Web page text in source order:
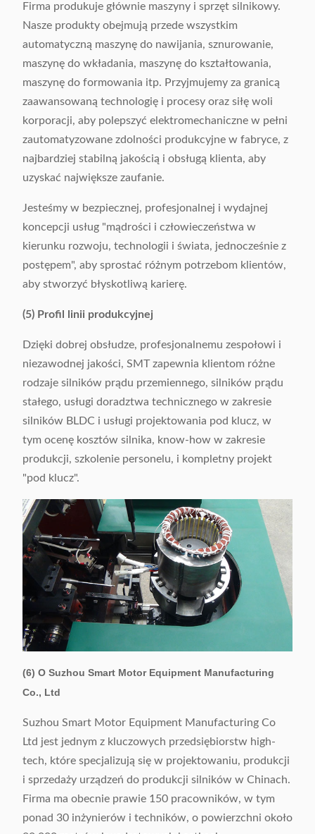
Firma produkuje głównie maszyny i sprzęt silnikowy.
Nasze produkty obejmują przede wszystkim
automatyczną maszynę do nawijania, sznurowanie,
maszynę do wkładania, maszynę do kształtowania,
maszynę do formowania itp. Przyjmujemy za granicą
zaawansowaną technologię i procesy oraz siłę woli
korporacji, aby polepszyć elektromechaniczne w pełni
zautomatyzowane zdolności produkcyjne w fabryce, z
najbardziej stabilną jakością i obsługą klienta, aby
uzyskać największe zaufanie.
Jesteśmy w bezpiecznej, profesjonalnej i wydajnej
koncepcji usług "mądrości i człowieczeństwa w
kierunku rozwoju, technologii i świata, jednocześnie z
postępem", aby sprostać różnym potrzebom klientów,
aby stworzyć błyskotliwą karierę.
(5) Profil linii produkcyjnej
Dzięki dobrej obsłudze, profesjonalnemu zespołowi i
niezawodnej jakości, SMT zapewnia klientom różne
rodzaje silników prądu przemiennego, silników prądu
stałego, usługi doradztwa technicznego w zakresie
silników BLDC i usługi projektowania pod klucz, w
tym ocenę kosztów silnika, know-how w zakresie
produkcji, szkolenie personelu, i kompletny projekt
"pod klucz".
(6) O Suzhou Smart Motor Equipment Manufacturing
Co., Ltd
Suzhou Smart Motor Equipment Manufacturing Co
Ltd jest jednym z kluczowych przedsiębiorstw high-
tech, które specjalizują się w projektowaniu, produkcji
i sprzedaży urządzeń do produkcji silników w Chinach.
Firma ma obecnie prawie 150 pracowników, w tym
ponad 30 inżynierów i techników, o powierzchni około